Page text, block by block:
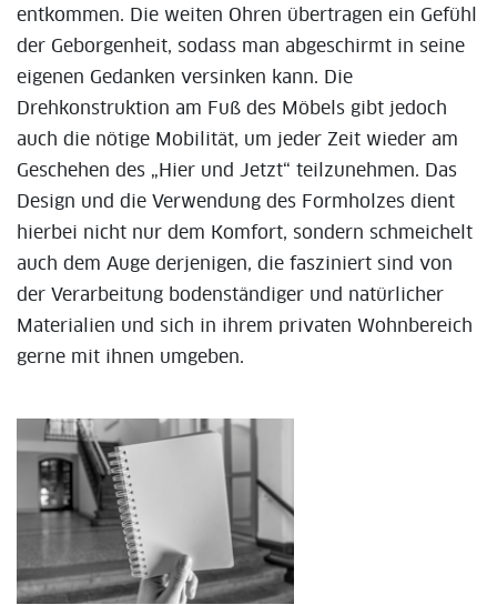
entkommen. Die weiten Ohren übertragen ein Gefühl
der Geborgenheit, sodass man abgeschirmt in seine
eigenen Gedanken versinken kann. Die
Drehkonstruktion am Fuß des Möbels gibt jedoch
auch die nötige Mobilität, um jeder Zeit wieder am
Geschehen des „Hier und Jetzt“ teilzunehmen. Das
Design und die Verwendung des Formholzes dient
hierbei nicht nur dem Komfort, sondern schmeichelt
auch dem Auge derjenigen, die fasziniert sind von
der Verarbeitung bodenständiger und natürlicher
Materialien und sich in ihrem privaten Wohnbereich
gerne mit ihnen umgeben.